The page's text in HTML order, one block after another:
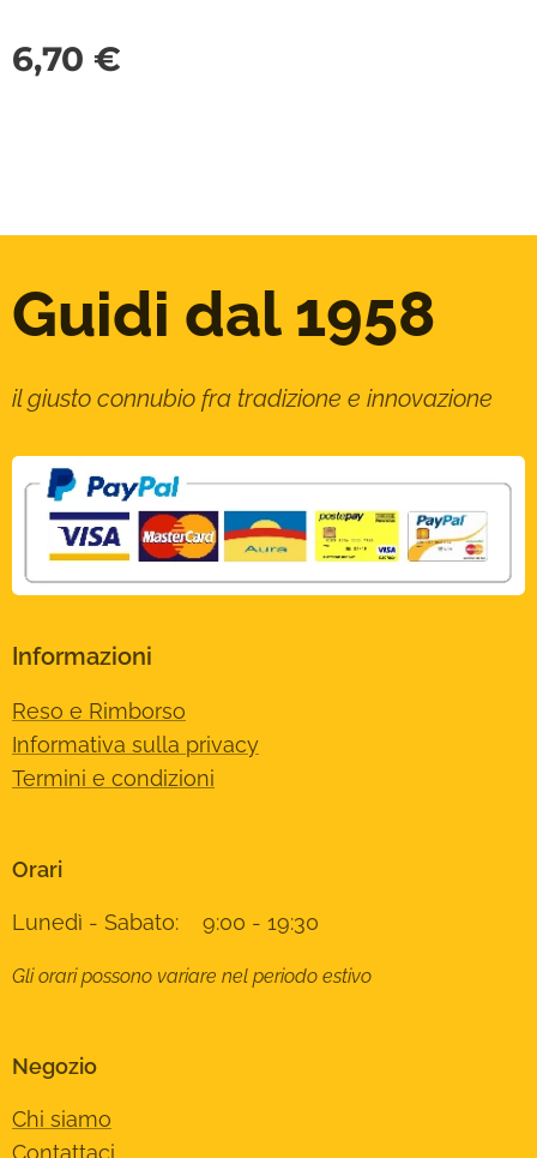
6,70 €
Guidi dal 1958
il giusto connubio fra tradizione e innovazione
Informazioni
Reso e Rimborso
Informativa sulla privacy
Termini e condizioni
Orari
Lunedì - Sabato: 9:00 - 19:30
Gli orari possono variare nel periodo estivo
Negozio
Chi siamo
Contattaci